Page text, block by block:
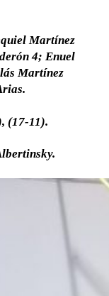
Martínez
4; Enuel
Martínez
(17-11).